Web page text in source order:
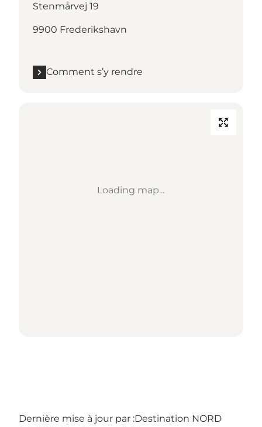
Stenmårvej 19
9900 Frederikshavn
Comment s’y rendre
Loading map...
Dernière mise à jour par :Destination NORD